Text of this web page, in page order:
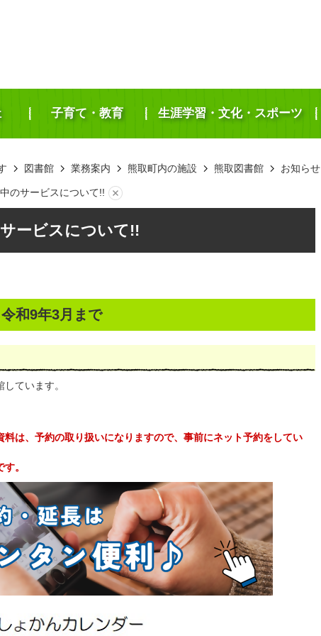
子育て・教育 生涯学習・文化・スポーツ
図書館 業務案内 熊取町内の施設 熊取図書館 お知らせ
のサービスについて!!
ービスについて!!
和9年3月まで
ています。
は、予約の取り扱いになりますので、事前にネット予約をしてい
。